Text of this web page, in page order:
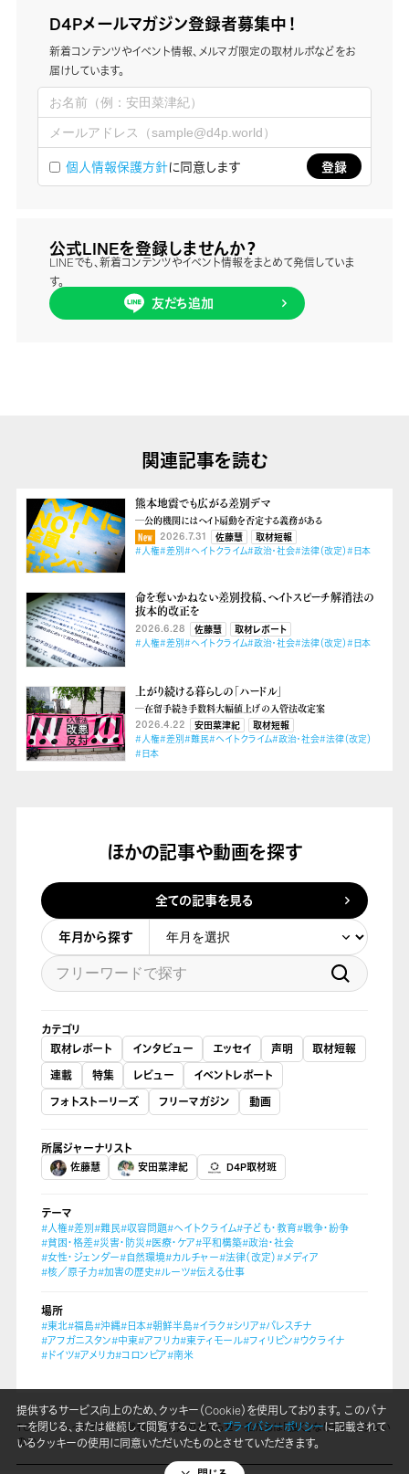
D4Pメールマガジン登録者募集中！
新着コンテンツやイベント情報、メルマガ限定の取材ルポなどをお
届けしています。
個人情報保護方針に同意します
公式LINEを登録しませんか？
LINEでも、新着コンテンツやイベント情報をまとめて発信していま
す。
友だち追加
関連記事を読む
熊本地震でも広がる差別デマ
―公的機関にはヘイト扇動を否定する義務がある
2026.7.31 佐藤慧
取材短報
#人権#差別#ヘイトクライム#政治・社会#法律（改定）#日本
命を奪いかねない差別投稿、ヘイトスピーチ解消法の
抜本的改正を
2026.6.28 佐藤慧
取材レポート
#人権#差別#ヘイトクライム#政治・社会#法律（改定）#日本
上がり続ける暮らしの「ハードル」
―在留手続き手数料大幅値上げの入管法改定案
2026.4.22 安田菜津紀
取材短報
#人権#差別#難民#ヘイトクライム#政治・社会#法律（改定）
#日本
ほかの記事や動画を探す
全ての記事を見る
年月から探す
カテゴリ
取材レポート
インタビュー エッセイ 声明
取材短報
連載
特集 レビュー
イベントレポート
フォトストーリーズ
フリーマガジン 動画
所属ジャーナリスト
佐藤慧 安田菜津紀 D4P取材班
テーマ
#人権#差別#難民#収容問題#ヘイトクライム#子ども・教育#戦争・紛争
#貧困・格差#災害・防災#医療・ケア#平和構築#政治・社会
#女性・ジェンダー#自然環境#カルチャー#法律（改定）#メディア
#核／原子力#加害の歴史#ルーツ#伝える仕事
場所
#東北#福島#沖縄#日本#朝鮮半島#イラク#シリア#パレスチナ
#アフガニスタン#中東#アフリカ#東ティモール#フィリピン#ウクライナ
#ドイツ#アメリカ#コロンビア#南米
TOP
ヘイトスピーチ裁判判決確定のお知らせ―私たちは「強く」なければならない
のか
提供するサービス向上のため、クッキー（Cookie）を使用しております。 このバナ
ーを閉じる、または継続して閲覧することで、プライバシーポリシーに記載されて
いるクッキーの使用に同意いただいたものとさせていただきます。